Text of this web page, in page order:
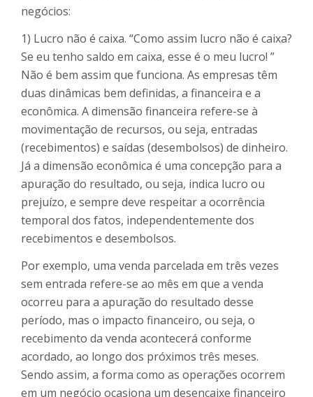
negócios:
1) Lucro não é caixa. “Como assim lucro não é caixa?
Se eu tenho saldo em caixa, esse é o meu lucro! ”
Não é bem assim que funciona. As empresas têm
duas dinâmicas bem definidas, a financeira e a
econômica. A dimensão financeira refere-se à
movimentação de recursos, ou seja, entradas
(recebimentos) e saídas (desembolsos) de dinheiro.
Já a dimensão econômica é uma concepção para a
apuração do resultado, ou seja, indica lucro ou
prejuízo, e sempre deve respeitar a ocorrência
temporal dos fatos, independentemente dos
recebimentos e desembolsos.
Por exemplo, uma venda parcelada em três vezes
sem entrada refere-se ao mês em que a venda
ocorreu para a apuração do resultado desse
período, mas o impacto financeiro, ou seja, o
recebimento da venda acontecerá conforme
acordado, ao longo dos próximos três meses.
Sendo assim, a forma como as operações ocorrem
em um negócio ocasiona um desencaixe financeiro